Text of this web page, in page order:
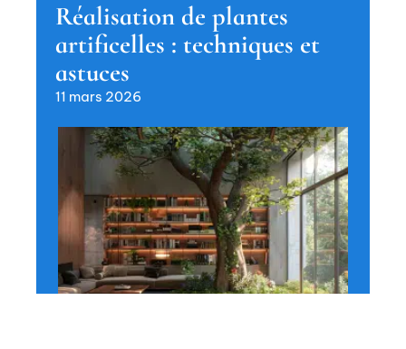
Réalisation de plantes
artificelles : techniques et
astuces
11 mars 2026